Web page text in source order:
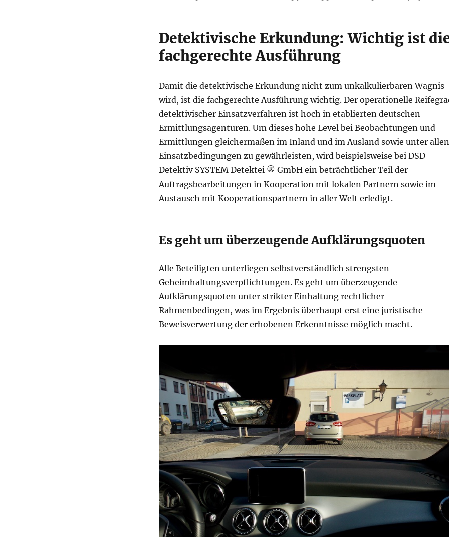
Detektivische Erkundung: Wichtig ist
fachgerechte Ausführung
Damit die detektivische Erkundung nicht zum unkalkulierbaren Wagnis
wird, ist die fachgerechte Ausführung wichtig. Der operationelle
detektivischer Einsatzverfahren ist hoch in etablierten deutschen
Ermittlungsagenturen. Um dieses hohe Level bei Beobachtungen und
Ermittlungen gleichermaßen im Inland und im Ausland sowie unter allen
Einsatzbedingungen zu gewährleisten, wird beispielsweise bei DSD
Detektiv SYSTEM Detektei ® GmbH ein beträchtlicher Teil der
Auftragsbearbeitungen in Kooperation mit lokalen Partnern sowie im
Austausch mit Kooperationspartnern in aller Welt erledigt.
Es geht um überzeugende Aufklärungsquoten
Alle Beteiligten unterliegen selbstverständlich strengsten
Geheimhaltungsverpflichtungen. Es geht um überzeugende
Aufklärungsquoten unter strikter Einhaltung rechtlicher
Rahmenbedingen, was im Ergebnis überhaupt erst eine juristische
Beweisverwertung der erhobenen Erkenntnisse möglich macht.